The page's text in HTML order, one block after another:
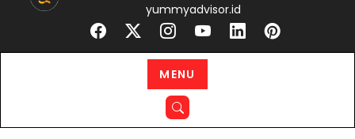
yummyadvisor.id
MENU